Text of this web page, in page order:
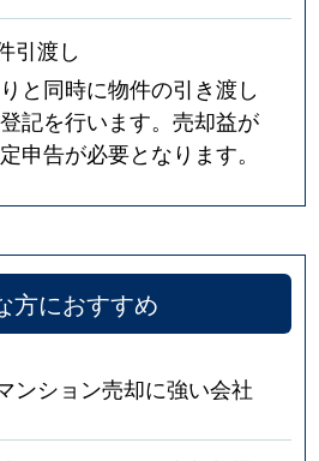
引渡し
と同時に物件の引き渡し
記を行います。売却益が
申告が必要となります。
方におすすめ
ンション売却に強い会社